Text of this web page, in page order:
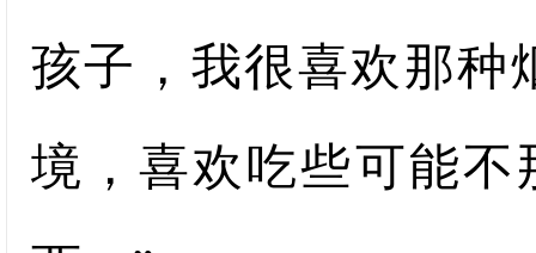
孩子，我很喜欢那种
境，喜欢吃些可能不